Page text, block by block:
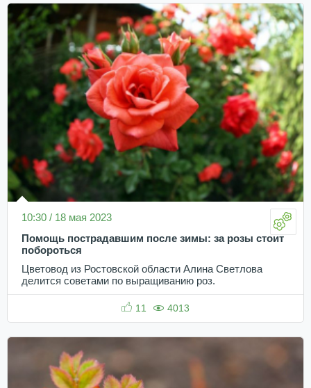
10:30 / 18 мая 2023
Помощь пострадавшим после зимы: за розы стоит
побороться
Цветовод из Ростовской области Алина Светлова
делится советами по выращиванию роз.
11 4013